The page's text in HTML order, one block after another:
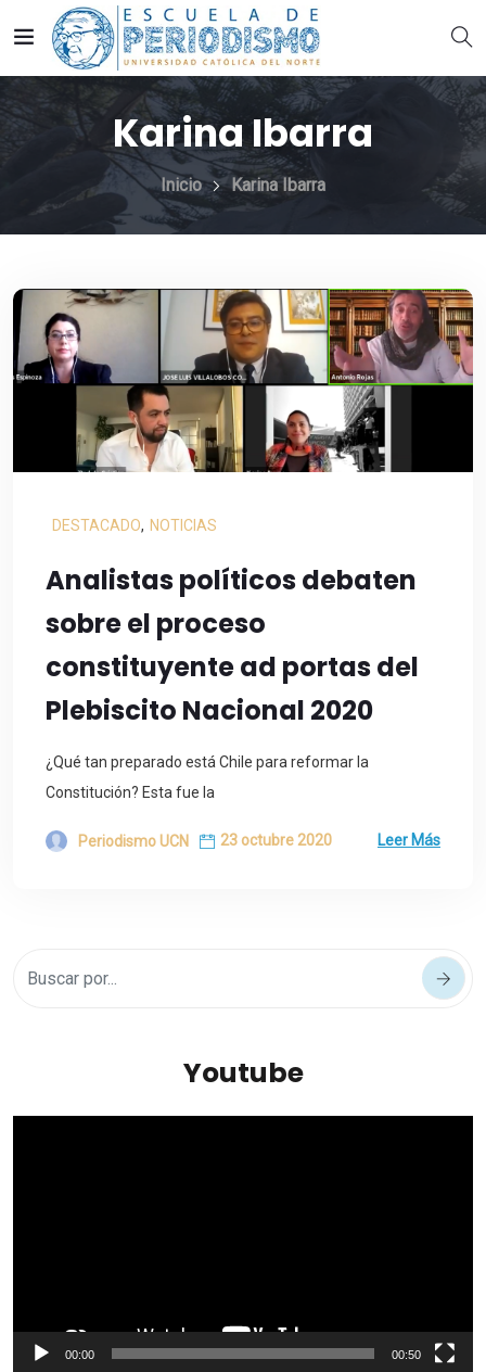
Karina Ibarra
Inicio Karina Ibarra
DESTACADO, NOTICIAS
Analistas políticos debaten
sobre el proceso
constituyente ad portas del
Plebiscito Nacional 2020
¿Qué tan preparado está Chile para reformar la
Constitución? Esta fue la
Periodismo UCN 23 octubre 2020 Leer Más
Youtube
00:00 00:50